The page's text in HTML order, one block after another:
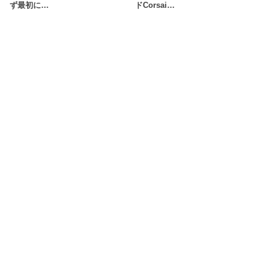
ず最初に…
ドCorsai…